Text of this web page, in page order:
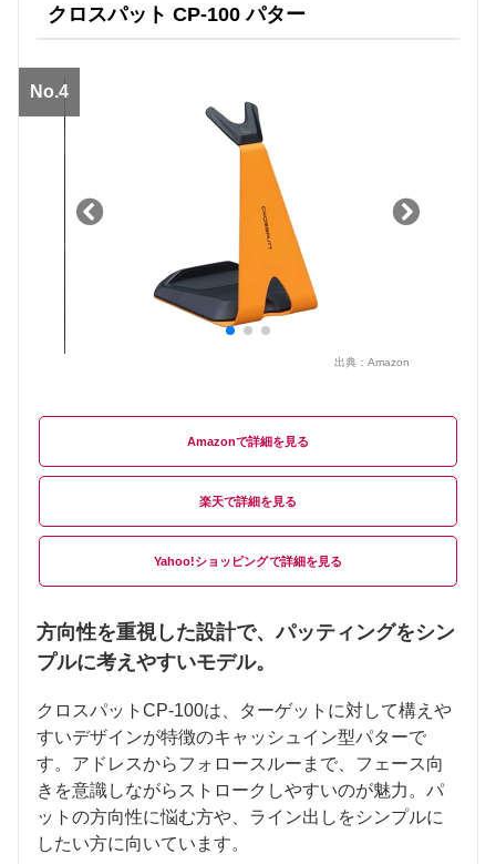
クロスパット CP-100 パター
No.4
出典： Amazon
Amazon
楽天
Yahoo!ショッピング
方向性を重視した設計で、パッティングをシン
プルに考えやすいモデル。
クロスパットCP-100は、ターゲットに対して構えや
すいデザインが特徴のキャッシュイン型パターで
す。アドレスからフォロースルーまで、フェース向
きを意識しながらストロークしやすいのが魅力。パ
ットの方向性に悩む方や、ライン出しをシンプルに
したい方に向いています。